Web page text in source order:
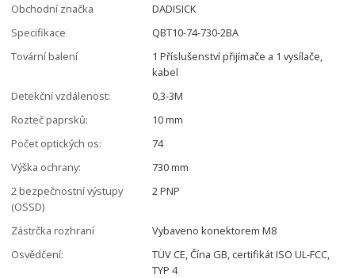
Obchodní značka
DADISICK
Specifikace
QBT10-74-730-2BA
Tovární balení
1 Příslušenství přijímače a 1 vysílače,
kabel
Detekční vzdálenost:
0,3-3M
Rozteč paprsků:
10 mm
Počet optických os:
74
Výška ochrany:
730 mm
2 bezpečnostní výstupy
(OSSD)
2 PNP
Zástrčka rozhraní
Vybaveno konektorem M8
Osvědčení:
TÜV CE, Čína GB, certifikát ISO UL-FCC,
TYP 4